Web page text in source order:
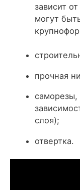
зависит
могут
прочная
слоя);
отвертка.